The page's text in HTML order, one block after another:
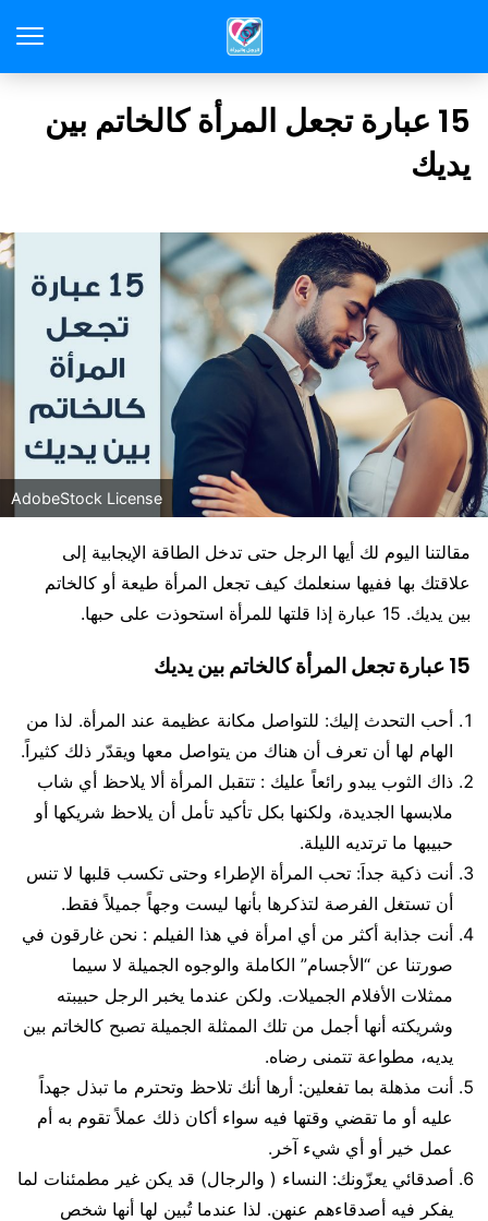
15 عبارة تجعل المرأة كالخاتم بين
يديك
AdobeStock License
مقالتنا اليوم لك أيها الرجل حتى تدخل الطاقة الإيجابية إلى
علاقتك بها ففيها سنعلمك كيف تجعل المرأة طيعة أو كالخاتم
بين يديك. 15 عبارة إذا قلتها للمرأة استحوذت على حبها.
15 عبارة تجعل المرأة كالخاتم بين يديك
أحب التحدث إليك: للتواصل مكانة عظيمة عند المرأة. لذا من
الهام لها أن تعرف أن هناك من يتواصل معها ويقدّر ذلك كثيراً.
ذاك الثوب يبدو رائعاً عليك : تتقبل المرأة ألا يلاحظ أي شاب
ملابسها الجديدة، ولكنها بكل تأكيد تأمل أن يلاحظ شريكها أو
حبيبها ما ترتديه الليلة.
أنت ذكية جداَ: تحب المرأة الإطراء وحتى تكسب قلبها لا تنس
أن تستغل الفرصة لتذكرها بأنها ليست وجهاً جميلاً فقط.
أنت جذابة أكثر من أي امرأة في هذا الفيلم : نحن غارقون في
صورتنا عن “الأجسام” الكاملة والوجوه الجميلة لا سيما
ممثلات الأفلام الجميلات. ولكن عندما يخبر الرجل حبيبته
وشريكته أنها أجمل من تلك الممثلة الجميلة تصبح كالخاتم بين
يديه، مطواعة تتمنى رضاه.
أنت مذهلة بما تفعلين: أرها أنك تلاحظ وتحترم ما تبذل جهداً
عليه أو ما تقضي وقتها فيه سواء أكان ذلك عملاً تقوم به أم
عمل خير أو أي شيء آخر.
أصدقائي يعزّونك: النساء ( والرجال) قد يكن غير مطمئنات لما
يفكر فيه أصدقاءهم عنهن. لذا عندما تُبين لها أنها شخص